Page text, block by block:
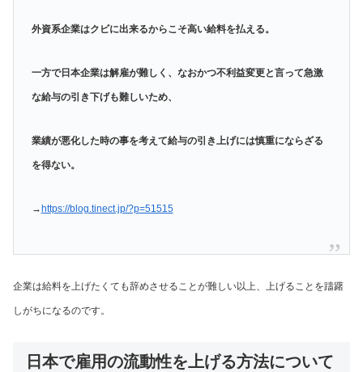
外資系企業はクビに出来るからこそ高い給料を払える。
一方で日本企業は解雇が難しく、なおかつ不利益変更と言って急激
な給与の引き下げも難しいため、
業績が悪化した時の事を考えて給与の引き上げには慎重にならざる
を得ない。
→ https://blog.tinect.jp/?p=51515
企業は給料を上げたくても辞めさせることが難しい以上、上げることを躊躇
しがちになるのです。
日本で雇用の流動性を上げる方法について